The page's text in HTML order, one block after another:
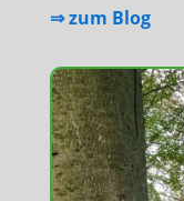
⇒ zum Blog